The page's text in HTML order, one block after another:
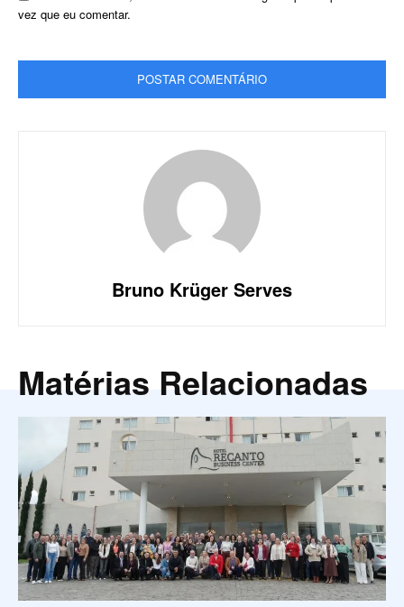
vez que eu comentar.
Bruno Krüger Serves
Matérias Relacionadas